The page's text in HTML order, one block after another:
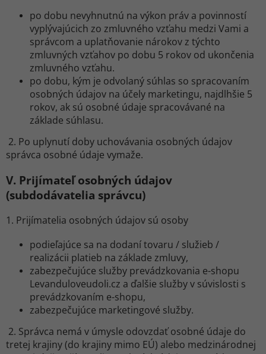
po dobu nevyhnutnú na výkon práv a povinností
vyplývajúcich zo zmluvného vzťahu medzi Vami a
správcom a uplatňovanie nárokov z týchto
zmluvných vzťahov po dobu 5 rokov od ukončenia
zmluvného vzťahu.
po dobu, kým je odvolaný súhlas so spracovaním
osobných údajov na účely marketingu, najdlhšie 5
rokov, ak sú osobné údaje spracovávané na
základe súhlasu.
2. Po uplynutí doby uchovávania osobných údajov
správca osobné údaje vymaže.
V. Prijímateľ osobných údajov
(subdodávatelia správcu)
1. Prijímatelia osobných údajov sú osoby
podieľajúce sa na dodaní tovaru / služieb /
realizácii platieb na základe zmluvy,
zabezpečujúce služby prevádzkovania e-shopu
Levanduloveudoli.cz a ďalšie služby v súvislosti s
prevádzkovaním e-shopu,
zabezpečujúce marketingové služby.
2. Správca nemá v úmysle odovzdať osobné údaje do
tretej krajiny (do krajiny mimo EÚ) alebo medzinárodnej